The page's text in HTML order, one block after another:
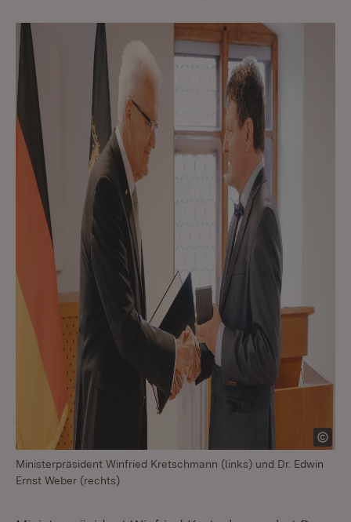
Ministerpräsident Winfried Kretschmann (links) und Dr. Edwin
Ernst Weber (rechts)